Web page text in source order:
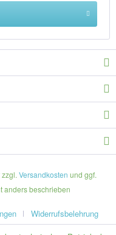
Versandkosten und ggf.
anders beschrieben
Widerrufsbelehrung